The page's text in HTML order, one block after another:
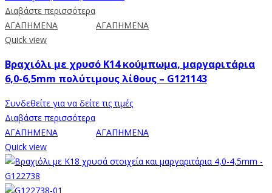
Διαβάστε περισσότερα
ΑΓΑΠΗΜΕΝΑ
ΑΓΑΠΗΜΕΝΑ
Quick view
Βραχιόλι με χρυσό Κ14 κούμπωμα, μαργαριτάρια
6,0-6,5mm πολύτιμους λίθους – G121143
Συνδεθείτε για να δείτε τις τιμές
Διαβάστε περισσότερα
ΑΓΑΠΗΜΕΝΑ
ΑΓΑΠΗΜΕΝΑ
Quick view